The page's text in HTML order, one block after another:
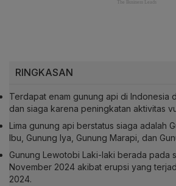
RINGKASAN
Terdapat enam gunung api di Indonesia
dan siaga karena peningkatan aktivitas
Lima gunung api berstatus siaga adalah
Ibu, Gunung Iya, Gunung Marapi, dan
Gunung Lewotobi Laki-laki berada pada
November 2024 akibat erupsi yang
2024.